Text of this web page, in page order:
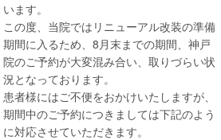
います。
この度、当院ではリニューアル改装の準備
期間に入るため、8月末までの期間、神戸
院のご予約が大変混み合い、取りづらい状
況となっております。
患者様にはご不便をおかけいたしますが、
期間中のご予約につきましては下記のよう
に対応させていただきます。